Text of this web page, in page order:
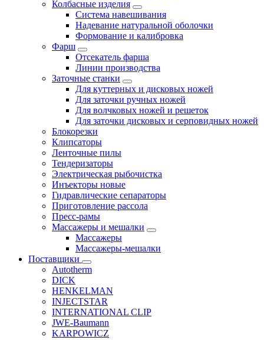
Колбасные изделия
Система навешивания
Надевание натуральной оболочки
Формование и калибровка
Фарш
Отсекатель фарша
Линии производства
Заточные станки
Для куттерных и дисковых ножей
Для заточки ручных ножей
Для волчковых ножей и решеток
Для заточки дисковых и серповидных ножей
Блокорезки
Клипсаторы
Ленточные пилы
Тендеризаторы
Электрическая рыбочистка
Инъекторы новые
Гидравлические сепараторы
Приготовление рассола
Пресс-рамы
Массажеры и мешалки
Массажеры
Массажеры-мешалки
Поставщики
Autotherm
DICK
HENKELMAN
INJECTSTAR
INTERNATIONAL CLIP
JWE-Baumann
KARPOWICZ